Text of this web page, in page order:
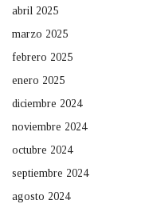
abril 2025
marzo 2025
febrero 2025
enero 2025
diciembre 2024
noviembre 2024
octubre 2024
septiembre 2024
agosto 2024